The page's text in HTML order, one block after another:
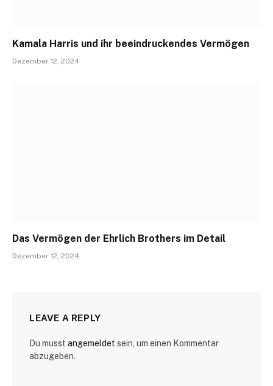
Kamala Harris und ihr beeindruckendes Vermögen
Dezember 12, 2024
Das Vermögen der Ehrlich Brothers im Detail
Dezember 12, 2024
LEAVE A REPLY
Du musst angemeldet sein, um einen Kommentar
abzugeben.